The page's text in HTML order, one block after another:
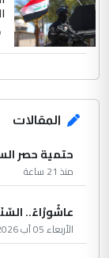
المقالات
حتمية حصر
منذ 21 ساعة
عاشُورْاءُ..
الأربعاء 05 آب 2026